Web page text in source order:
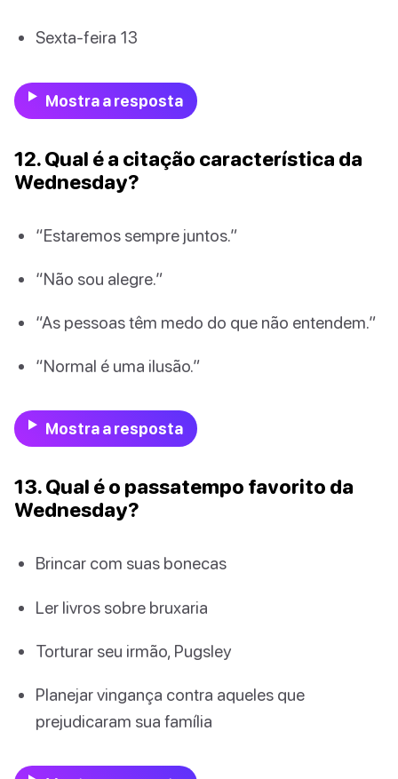
Sexta-feira 13
Mostra a resposta
12. Qual é a citação característica da
Wednesday?
“Estaremos sempre juntos.”
“Não sou alegre.”
“As pessoas têm medo do que não entendem.”
“Normal é uma ilusão.”
Mostra a resposta
13. Qual é o passatempo favorito da
Wednesday?
Brincar com suas bonecas
Ler livros sobre bruxaria
Torturar seu irmão, Pugsley
Planejar vingança contra aqueles que
prejudicaram sua família